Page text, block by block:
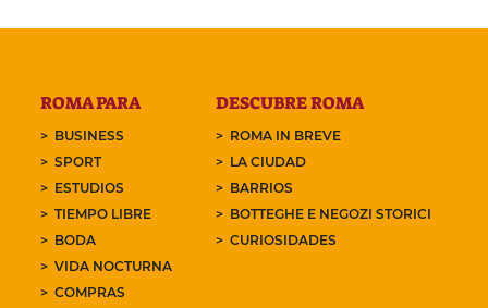
ROMA PARA
BUSINESS
SPORT
ESTUDIOS
TIEMPO LIBRE
BODA
VIDA NOCTURNA
COMPRAS
DESCUBRE ROMA
ROMA IN BREVE
LA CIUDAD
BARRIOS
BOTTEGHE E NEGOZI STORICI
CURIOSIDADES